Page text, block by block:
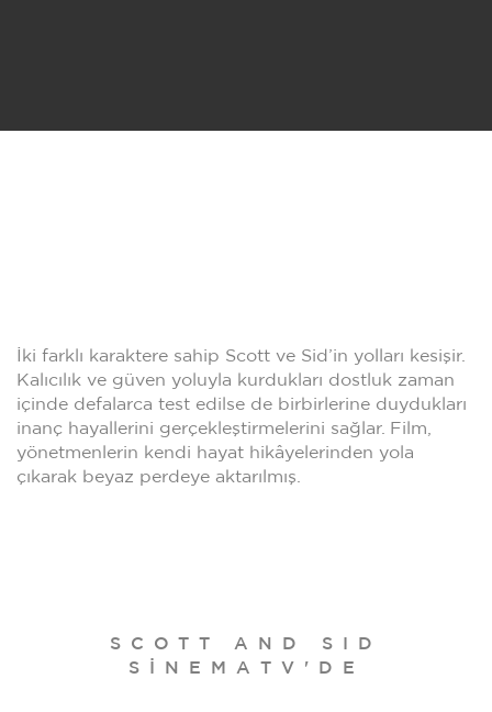
İki farklı karaktere sahip Scott ve Sid’in yolları kesişir.
Kalıcılık ve güven yoluyla kurdukları dostluk zaman
içinde defalarca test edilse de birbirlerine duydukları
inanç hayallerini gerçekleştirmelerini sağlar. Film,
yönetmenlerin kendi hayat hikâyelerinden yola
çıkarak beyaz perdeye aktarılmış.
SCOTT AND SID
SINEMATV'DE